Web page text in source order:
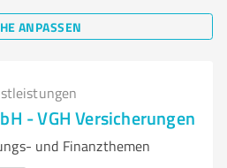
ANPASSEN
- VGH Versicherungen
und Finanzthemen